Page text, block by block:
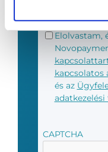
Általános
adatkezelési
tájékoztató*
Elolvastam,
kapcsolatos
és az
CAPTCHA